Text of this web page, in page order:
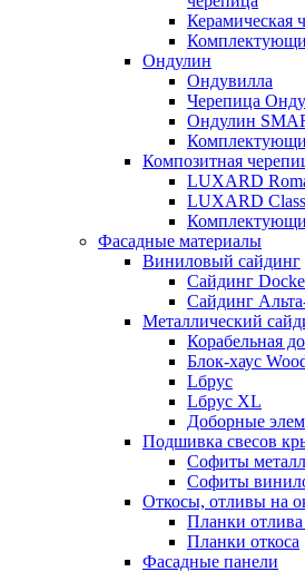
Керамическая
Ондулин
Ондувилла
Черепица
Ондулин
Композитная
LUXARD
LUXARD
Фасадные материалы
Виниловый сайдинг
Сайдинг Docke
Сайдинг
Металлический
Корабельная
Блок-хаус
Lбрус
Lбрус XL
Доборные
Подшивка свесов
Софиты
Софиты
Откосы, отливы на
Планки
Планки откоса
Фасадные панели